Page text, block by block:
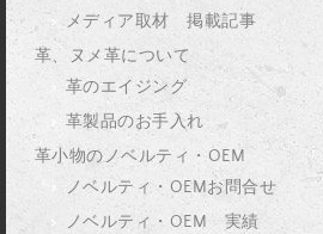
メディア取材 掲載記事
革、ヌメ革について
革のエイジング
革製品のお手入れ
革小物のノベルティ・OEM
ノベルティ・OEMお問合せ
ノベルティ・OEM 実績